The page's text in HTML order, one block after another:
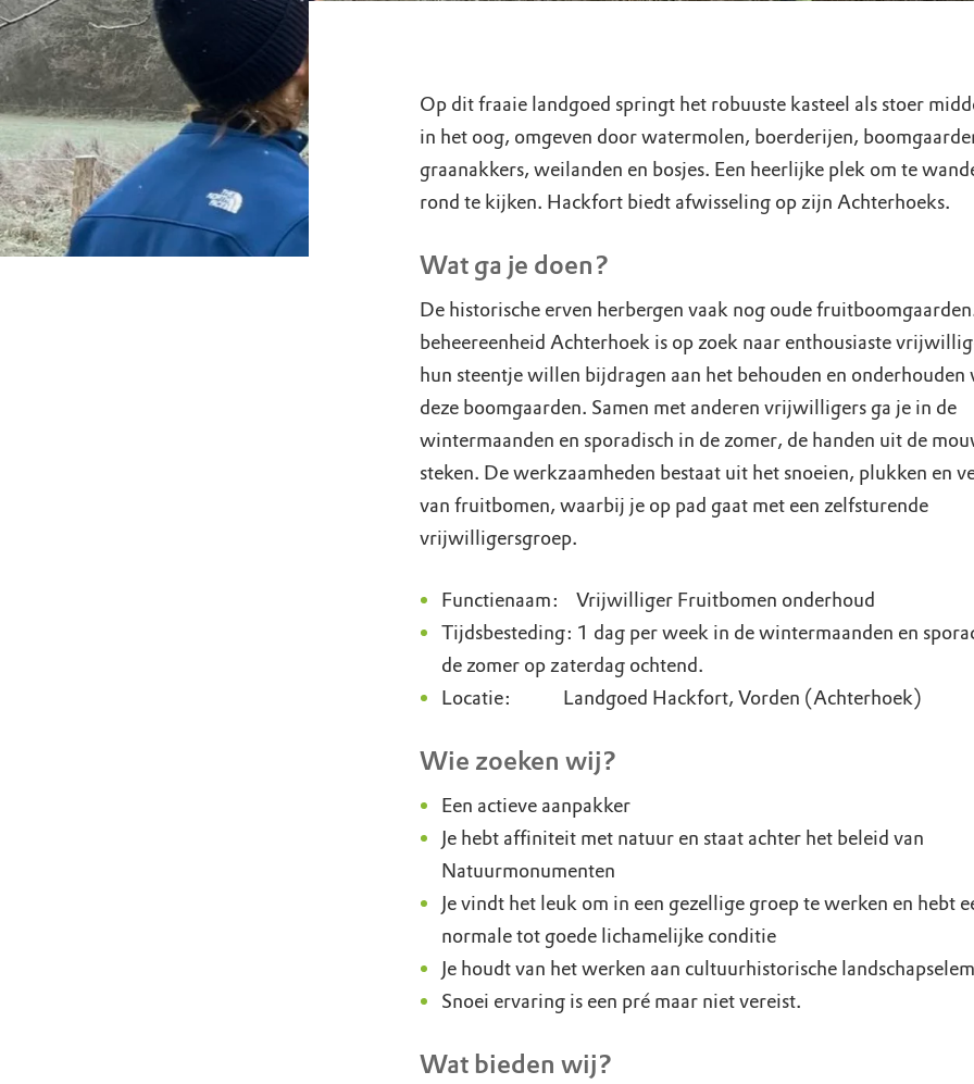
Op dit fraaie landgoed springt het robuuste kasteel als stoer
in het oog, omgeven door watermolen, boerderijen,
graanakkers, weilanden en bosjes. Een heerlijke plek om te
rond te kijken. Hackfort biedt afwisseling op zijn Achterhoeks.
Wat ga je doen?
De historische erven herbergen vaak nog oude
beheereenheid Achterhoek is op zoek naar enthousiaste
hun steentje willen bijdragen aan het behouden en onderhouden
deze boomgaarden. Samen met anderen vrijwilligers ga je in de
wintermaanden en sporadisch in de zomer, de handen uit de
steken. De werkzaamheden bestaat uit het snoeien, plukken en
van fruitbomen, waarbij je op pad gaat met een zelfsturende
vrijwilligersgroep.
Functienaam: Vrijwilliger Fruitbomen onderhoud
Tijdsbesteding: 1 dag per week in de wintermaanden en
de zomer op zaterdag ochtend.
Locatie: Landgoed Hackfort, Vorden (Achterhoek)
Wie zoeken wij?
Een actieve aanpakker
Je hebt affiniteit met natuur en staat achter het beleid van
Natuurmonumenten
Je vindt het leuk om in een gezellige groep te werken en hebt
normale tot goede lichamelijke conditie
Je houdt van het werken aan cultuurhistorische
Snoei ervaring is een pré maar niet vereist.
Wat bieden wij?